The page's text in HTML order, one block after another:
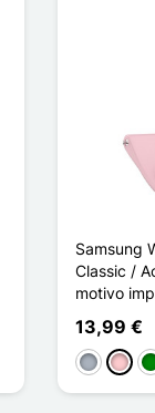
Samsung
Classic /
motivo
13,99 €
Gris Rosa